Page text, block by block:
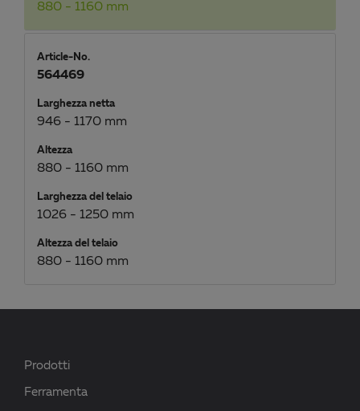
880 - 1160 mm
Article-No.
564469
Larghezza netta
946 - 1170 mm
Altezza
880 - 1160 mm
Larghezza del telaio
1026 - 1250 mm
Altezza del telaio
880 - 1160 mm
Prodotti
Ferramenta